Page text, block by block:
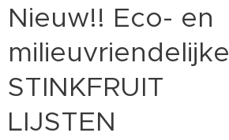
Nieuw!! Eco- en
milieuvriendelijke
STINKFRUIT
LIJSTEN